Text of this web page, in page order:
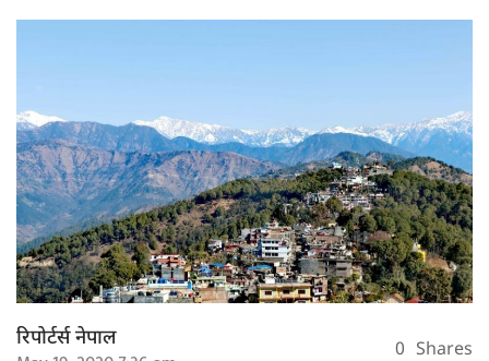
रिपोर्टर्स नेपाल 0 Shares